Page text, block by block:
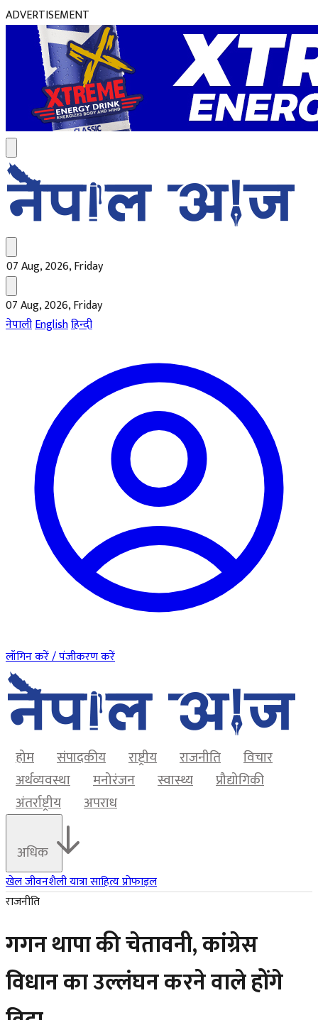
ADVERTISEMENT
07 Aug, 2026, Friday
07 Aug, 2026, Friday
नेपालीEnglishहिन्दी
लॉगिन करें / पंजीकरण करें
होम संपादकीय राष्ट्रीय राजनीति
विचार
अर्थव्यवस्था
मनोरंजन स्वास्थ्य
प्रौद्योगिकी
अंतर्राष्ट्रीय
अपराध
अधिक
खेलजीवनशैलीयात्रासाहित्यप्रोफाइल
राजनीति
गगन थापा की चेतावनी, कांग्रेस
विधान का उल्लंघन करने वाले होंगे